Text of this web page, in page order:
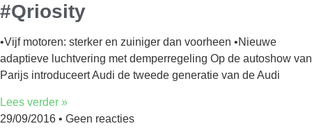
#Qriosity
•Vijf motoren: sterker en zuiniger dan voorheen •Nieuwe
adaptieve luchtvering met demperregeling Op de autoshow van
Parijs introduceert Audi de tweede generatie van de Audi
Lees verder »
29/09/2016
Geen reacties